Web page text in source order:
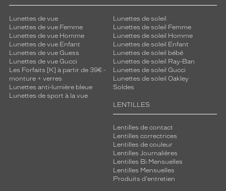
Lunettes de vue
Lunettes de vue Femme
Lunettes de vue Homme
Lunettes de vue Enfant
Lunettes de vue Guess
Lunettes de vue Gucci
Les Forfaits [K] à partir de 39€ -
monture + verres
Lunettes anti-lumière bleue
Lunettes de sport à la vue
Lunettes de soleil
Lunettes de soleil Femme
Lunettes de soleil Homme
Lunettes de soleil Enfant
Lunettes de soleil bébé
Lunettes de soleil Ray-Ban
Lunettes de soleil Gucci
Lunettes de soleil Oakley
Soldes
LENTILLES
Lentilles de contact
Lentilles correctrices
Lentilles de couleur
Lentilles Journalières
Lentilles Bi Mensuelles
Lentilles Mensuelles
Produits d'entretien